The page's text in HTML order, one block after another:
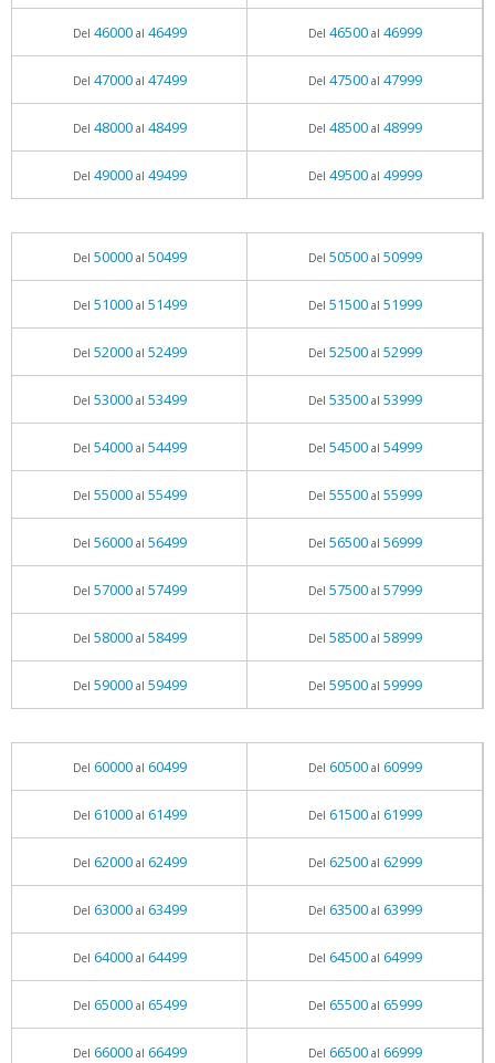
Del 46000al 46499 Del 46500al 46999
Del 47000al 47499 Del 47500al 47999
Del 48000al 48499 Del 48500al 48999
Del 49000al 49499 Del 49500al 49999
Del 50000al 50499 Del 50500al 50999
Del 51000al 51499 Del 51500al 51999
Del 52000al 52499 Del 52500al 52999
Del 53000al 53499 Del 53500al 53999
Del 54000al 54499 Del 54500al 54999
Del 55000al 55499 Del 55500al 55999
Del 56000al 56499 Del 56500al 56999
Del 57000al 57499 Del 57500al 57999
Del 58000al 58499 Del 58500al 58999
Del 59000al 59499 Del 59500al 59999
Del 60000al 60499 Del 60500al 60999
Del 61000al 61499 Del 61500al 61999
Del 62000al 62499 Del 62500al 62999
Del 63000al 63499 Del 63500al 63999
Del 64000al 64499 Del 64500al 64999
Del 65000al 65499 Del 65500al 65999
Del 66000al 66499 Del 66500al 66999